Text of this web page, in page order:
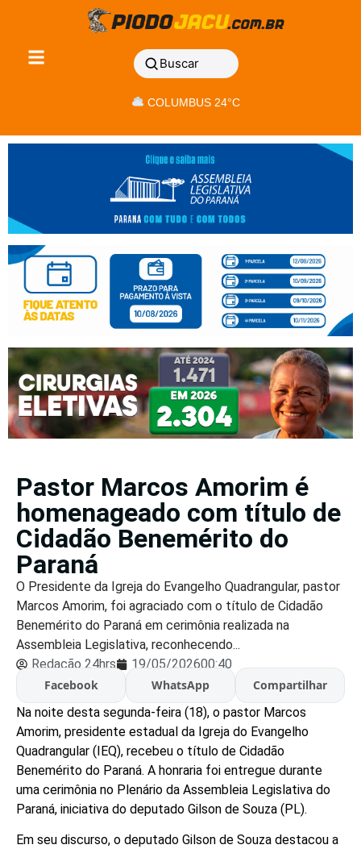
Buscar
COLUMBUS 24°C
Pastor Marcos Amorim é
homenageado com título de
Cidadão Benemérito do
Paraná
O Presidente da Igreja do Evangelho Quadrangular, pastor
Marcos Amorim, foi agraciado com o título de Cidadão
Benemérito do Paraná em cerimônia realizada na
Assembleia Legislativa, reconhecendo...
Redação 24hrs
19/05/202600:40
Facebook
WhatsApp
Compartilhar
Na noite desta segunda-feira (18), o pastor Marcos
Amorim, presidente estadual da Igreja do Evangelho
Quadrangular (IEQ), recebeu o título de Cidadão
Benemérito do Paraná. A honraria foi entregue durante
uma cerimônia no Plenário da Assembleia Legislativa do
Paraná, iniciativa do deputado Gilson de Souza (PL).
Em seu discurso, o deputado Gilson de Souza destacou a